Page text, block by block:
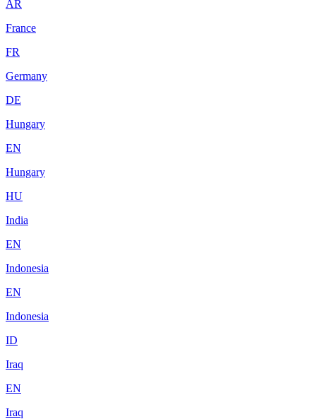
AR
France
FR
Germany
DE
Hungary
EN
Hungary
HU
India
EN
Indonesia
EN
Indonesia
ID
Iraq
EN
Iraq